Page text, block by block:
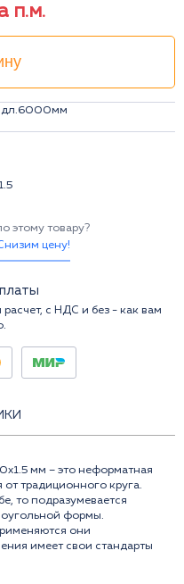
п.м.
дл.6000мм
1.5
этому товару?
цену!
с НДС и без - как вам
мм – это неформатная
от традиционного круга.
то подразумевается
формы.
они
имеет свои стандарты